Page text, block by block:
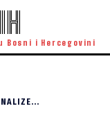
Bosni i Hercegovini